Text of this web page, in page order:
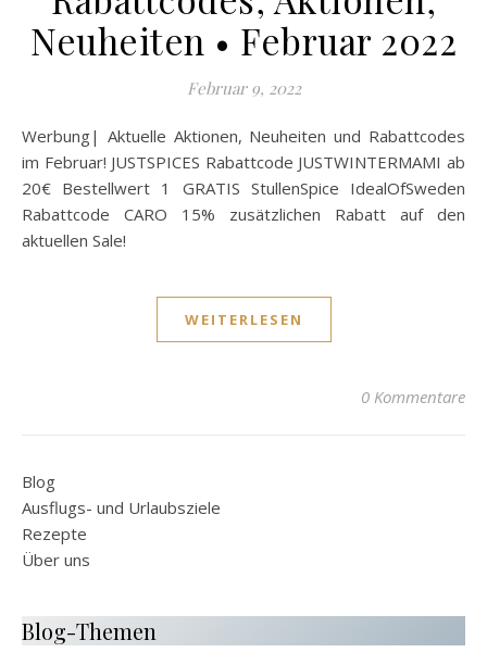
Neuheiten • Februar 2022
Februar 9, 2022
Werbung| Aktuelle Aktionen, Neuheiten und Rabattcodes
im Februar! JUSTSPICES Rabattcode JUSTWINTERMAMI ab
20€ Bestellwert 1 GRATIS StullenSpice IdealOfSweden
Rabattcode CARO 15% zusätzlichen Rabatt auf den
aktuellen Sale!
WEITERLESEN
0 Kommentare
Blog
Ausflugs- und Urlaubsziele
Rezepte
Über uns
Blog-Themen